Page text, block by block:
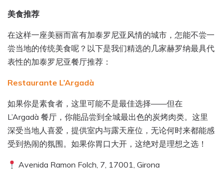
美食推荐
在这样一座美丽而富有加泰罗尼亚风情的城市，怎能不尝一
尝当地的传统美食呢？以下是我们精选的几家赫罗纳最具代
表性的加泰罗尼亚餐厅推荐：
Restaurante L’Argadà
如果你是素食者，这里可能不是最佳选择——但在
L’Argadà 餐厅，你能品尝到全城最出色的炭烤肉类。这里
深受当地人喜爱，提供室内与露天座位，无论何时来都能感
受到热闹的氛围。如果你胃口大开，这绝对是理想之选！
Avenida Ramon Folch, 7, 17001, Girona